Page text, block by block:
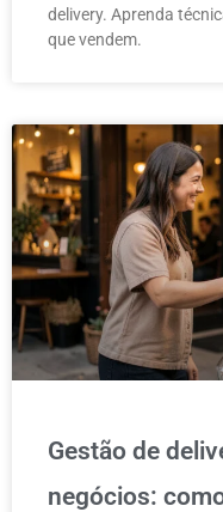
delivery. Aprenda
que vendem.
Gestão de
negócios: